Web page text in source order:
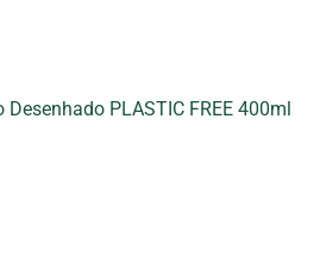
PLASTIC FREE 400ml